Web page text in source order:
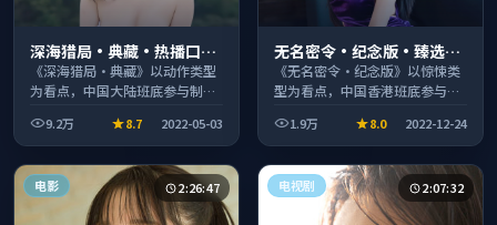
深海猎局·典藏·热播口碑
之作剧情扎实演技在线
《深海猎局·典藏》以动作类型
为看点，中国大陆班底参与制
休闲时段观看。
9.2万 8.7 2022-05-03
无名密令·纪念版·臻选片
单推荐画质清晰观看流畅
《无名密令·纪念版》以惊悚类
型为看点，中国香港班底参与制
休闲时段观看。
1.9万 8.0 2022-12-24
电影 2:26:47 电视剧 2:07:32